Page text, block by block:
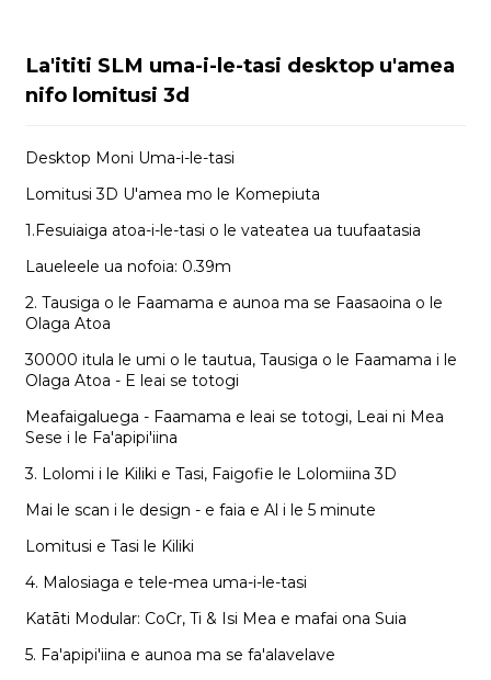
La'ititi SLM uma-i-le-tasi desktop u'amea
nifo lomitusi 3d
Desktop Moni Uma-i-le-tasi
Lomitusi 3D U'amea mo le Komepiuta
1.Fesuiaiga atoa-i-le-tasi o le vateatea ua tuufaatasia
Laueleele ua nofoia: 0.39m
2. Tausiga o le Faamama e aunoa ma se Faasaoina o le
Olaga Atoa
30000 itula le umi o le tautua, Tausiga o le Faamama i le
Olaga Atoa - E leai se totogi
Meafaigaluega - Faamama e leai se totogi, Leai ni Mea
Sese i le Fa'apipi'iina
3. Lolomi i le Kiliki e Tasi, Faigofie le Lolomiina 3D
Mai le scan i le design - e faia e Al i le 5 minute
Lomitusi e Tasi le Kiliki
4. Malosiaga e tele-mea uma-i-le-tasi
Katāti Modular: CoCr, Ti & Isi Mea e mafai ona Suia
5. Fa'apipi'iina e aunoa ma se fa'alavelave